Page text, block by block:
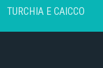
TURCHIA E CAICCO